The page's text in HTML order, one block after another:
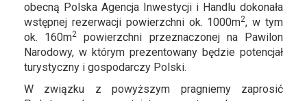
obecną Polska Agencja Inwestycji i Handlu dokonała
wstępnej rezerwacji powierzchni ok. 1000m2, w tym
ok. 160m2
powierzchni przeznaczonej na Pawilon
Narodowy, w którym prezentowany będzie potencjał
turystyczny i gospodarczy Polski.
W związku z powyższym pragniemy zaprosić